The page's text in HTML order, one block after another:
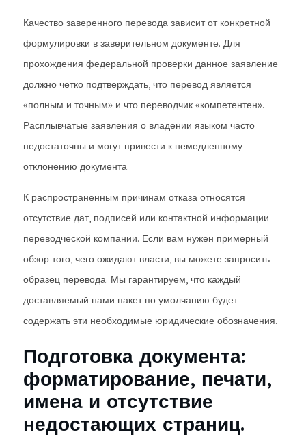
Качество заверенного перевода зависит от конкретной
формулировки в заверительном документе. Для
прохождения федеральной проверки данное заявление
должно четко подтверждать, что перевод является
«полным и точным» и что переводчик «компетентен».
Расплывчатые заявления о владении языком часто
недостаточны и могут привести к немедленному
отклонению документа.
К распространенным причинам отказа относятся
отсутствие дат, подписей или контактной информации
переводческой компании. Если вам нужен примерный
обзор того, чего ожидают власти, вы можете запросить
образец перевода. Мы гарантируем, что каждый
доставляемый нами пакет по умолчанию будет
содержать эти необходимые юридические обозначения.
Подготовка документа:
форматирование, печати,
имена и отсутствие
недостающих страниц.